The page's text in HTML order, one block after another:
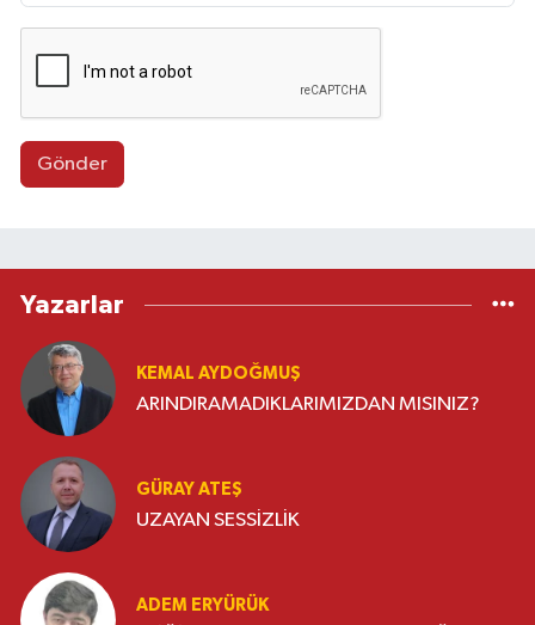
Gönder
Yazarlar
KEMAL AYDOĞMUŞ
ARINDIRAMADIKLARIMIZDAN MISINIZ?
GÜRAY ATEŞ
UZAYAN SESSİZLİK
ADEM ERYÜRÜK